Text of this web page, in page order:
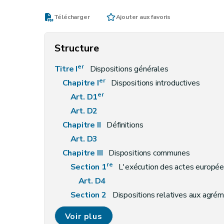
Télécharger Ajouter aux favoris
Structure
Titre Ier
Dispositions générales
Chapitre Ier
Dispositions introductives
Art. D1er
Art. D2
Chapitre II Définitions
Art. D3
Chapitre III Dispositions communes
Section 1re
L'exécution des actes
Art. D4
Section 2
Dispositions relatives aux
Art. D5
Voir plus